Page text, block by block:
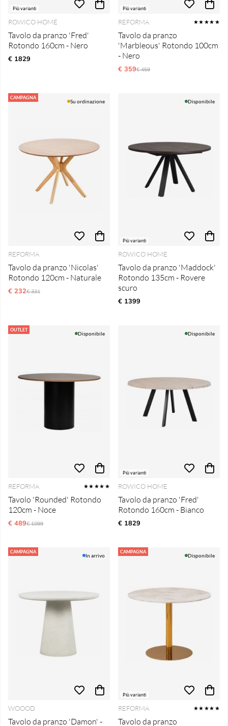
Più varianti
ROWICO HOME
Tavolo da pranzo 'Fred'
Rotondo 160cm - Nero
€ 1829
Più varianti
REFORMA ★★★★★
Tavolo da pranzo
'Marbleous' Rotondo 100cm
- Nero
€ 359Prezzo ordinario:
€ 459
CAMPAGNA
Su ordinazione
REFORMA
Tavolo da pranzo 'Nicolas'
Rotondo 120cm - Naturale
€ 232Prezzo ordinario:
€ 331
Più varianti
Disponibile
ROWICO HOME
Tavolo da pranzo 'Maddock'
Rotondo 135cm - Rovere
scuro
€ 1399
OUTLET
Disponibile
REFORMA ★★★★★
Tavolo 'Rounded' Rotondo
120cm - Noce
€ 489Prezzo ordinario:
€ 1099
Più varianti
Disponibile
ROWICO HOME
Tavolo da pranzo 'Fred'
Rotondo 160cm - Bianco
€ 1829
CAMPAGNA
In arrivo
WOOOD
Tavolo da pranzo 'Damon' -
CAMPAGNA
Più varianti
Disponibile
REFORMA ★★★★★
Tavolo da pranzo